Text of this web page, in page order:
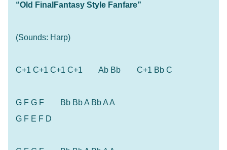
“Old FinalFantasy Style Fanfare”
(Sounds: Harp)
C+1 C+1 C+1 C+1 Ab Bb C+1 Bb C
G F G F Bb Bb A Bb A A
G F E F D